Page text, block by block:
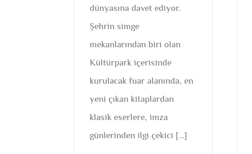
dünyasına davet ediyor.
Şehrin simge
mekanlarından biri olan
Kültürpark içerisinde
kurulacak fuar alanında, en
yeni çıkan kitaplardan
klasik eserlere, imza
günlerinden ilgi çekici [...]